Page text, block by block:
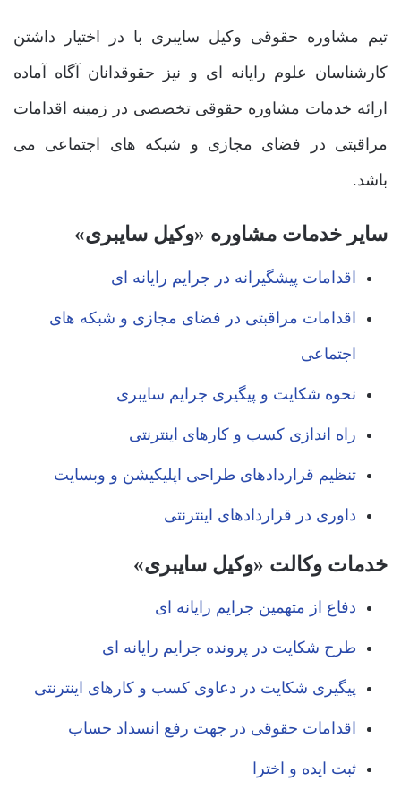
تیم مشاوره حقوقی وکیل سایبری با در اختیار داشتن
کارشناسان علوم رایانه ای و نیز حقوقدانان آگاه آماده
ارائه خدمات مشاوره حقوقی تخصصی در زمینه اقدامات
مراقبتی در فضای مجازی و شبکه های اجتماعی می
باشد.
سایر خدمات مشاوره «وکیل سایبری»
اقدامات پیشگیرانه در جرایم رایانه ای
اقدامات مراقبتی در فضای مجازی و شبکه های
اجتماعی
نحوه شکایت و پیگیری جرایم سایبری
راه اندازی کسب و کارهای اینترنتی
تنظیم قراردادهای طراحی اپلیکیشن و وبسایت
داوری در قراردادهای اینترنتی
خدمات وکالت «وکیل سایبری»
دفاع از متهمین جرایم رایانه ای
طرح شکایت در پرونده جرایم رایانه ای
پیگیری شکایت در دعاوی کسب و کارهای اینترنتی
اقدامات حقوقی در جهت رفع انسداد حساب
ثبت ایده و اخترا